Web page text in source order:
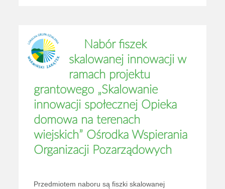
Nabór fiszek
skalowanej innowacji w
ramach projektu
grantowego „Skalowanie
innowacji społecznej Opieka
domowa na terenach
wiejskich” Ośrodka Wspierania
Organizacji Pozarządowych
Przedmiotem naboru są fiszki skalowanej